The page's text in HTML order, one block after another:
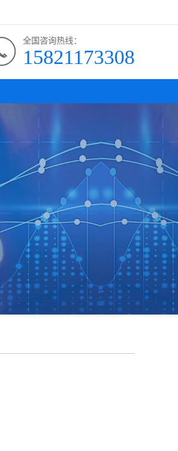
全国咨询热线：
15821173308